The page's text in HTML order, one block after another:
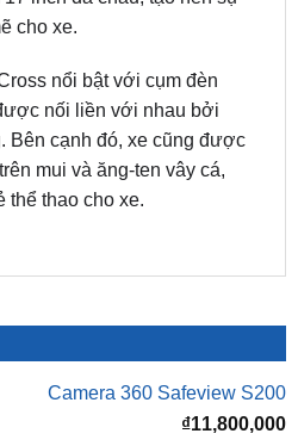
nổi bật với cụm đèn
Bên cạnh đó, xe cũng được
mui và ăng-ten vây cá,
thể thao cho xe.
Camera 360 Safeview S200
₫11,800,000
Camera 360 Safeview S300